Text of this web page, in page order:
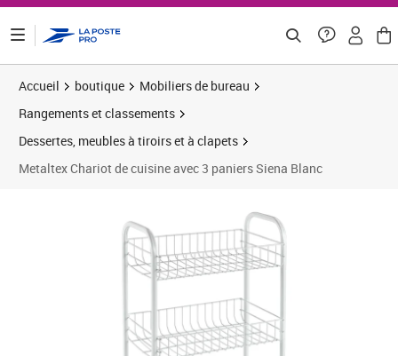
Accueil boutique
Mobiliers de bureau
Rangements et classements
Dessertes, meubles à tiroirs et à clapets
Metaltex Chariot de cuisine avec 3 paniers Siena Blanc